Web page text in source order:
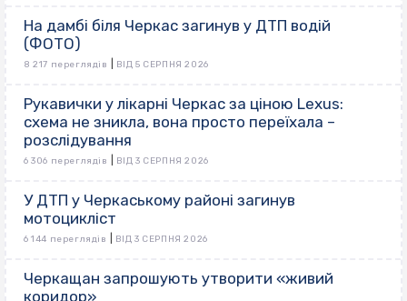
На дамбі біля Черкас загинув у ДТП водій
(ФОТО)
8 217 переглядів ВІД 5 СЕРПНЯ 2026
Рукавички у лікарні Черкас за ціною Lexus:
схема не зникла, вона просто переїхала –
розслідування
6 306 переглядів ВІД 3 СЕРПНЯ 2026
У ДТП у Черкаському районі загинув
мотоцикліст
6 144 переглядів ВІД 3 СЕРПНЯ 2026
Черкащан запрошують утворити «живий
коридор»